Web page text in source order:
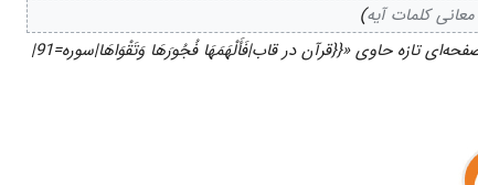
معانی کلمات آیه)
(صفحه‌ای تازه حاوی «{{قرآن در قاب|فَأَلْهَمَهَا فُجُورَهَا وَتَقْوَاهَا|سوره=91|